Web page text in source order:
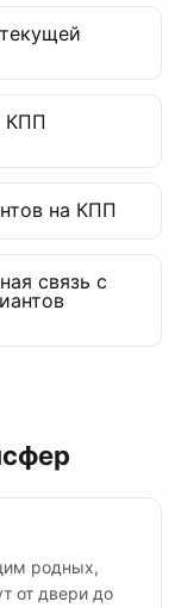
КПП
на КПП
связь с
родных,
от двери до